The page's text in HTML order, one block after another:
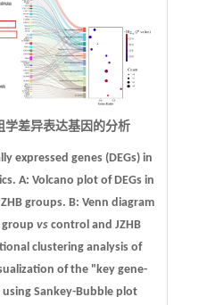
学差异表达基因的分析
expressed genes (DEGs) in
A: Volcano plot of DEGs in
groups.B: Venn diagram
group vscontrol and JZHB
clustering analysis of
of the "key gene-
Sankey-Bubble plot